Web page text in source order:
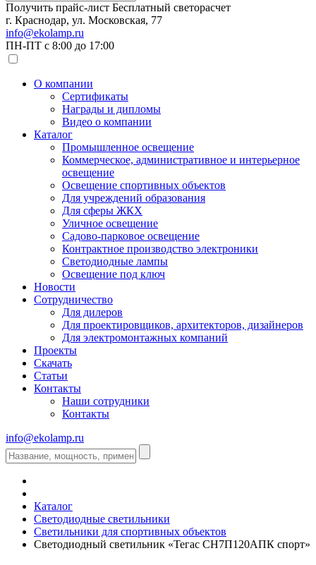
Получить прайс-лист Бесплатный светорасчет
г. Краснодар, ул. Московская, 77
info@ekolamp.ru
ПН-ПТ с 8:00 до 17:00
О компании
Сертификаты
Награды и дипломы
Видео о компании
Каталог
Промышленное освещение
Коммерческое, административное и интерьерное
освещение
Освещение спортивных объектов
Для учреждений образования
Для сферы ЖКХ
Уличное освещение
Садово-парковое освещение
Контрактное производство электроники
Светодиодные лампы
Освещение под ключ
Новости
Сотрудничество
Для дилеров
Для проектировщиков, архитекторов, дизайнеров
Для электромонтажных компаний
Проекты
Скачать
Статьи
Контакты
Наши сотрудники
Контакты
info@ekolamp.ru
Каталог
Светодиодные светильники
Светильники для спортивных объектов
Светодиодный светильник «Тегас СН7П120АПК спорт»